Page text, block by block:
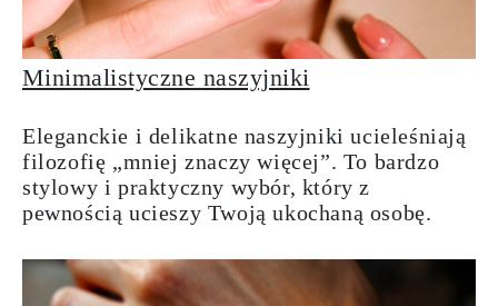
Minimalistyczne naszyjniki
Eleganckie i delikatne naszyjniki ucieleśniają
filozofię „mniej znaczy więcej”. To bardzo
stylowy i praktyczny wybór, który z
pewnością ucieszy Twoją ukochaną osobę.